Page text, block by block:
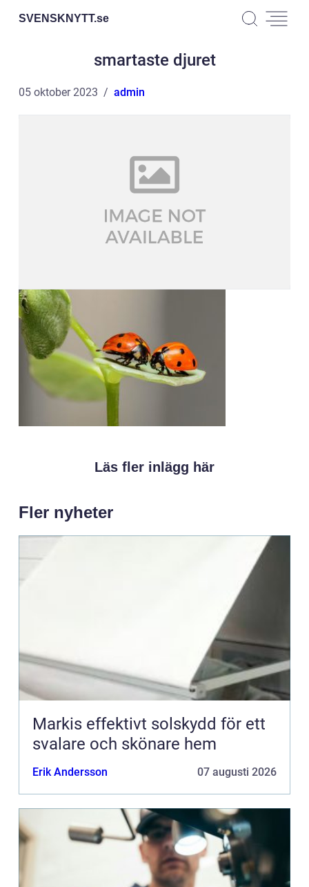
SVENSKNYTT.se
smartaste djuret
05 oktober 2023 admin
Läs fler inlägg här
Fler nyheter
Markis effektivt solskydd för ett
svalare och skönare hem
Erik Andersson 07 augusti 2026